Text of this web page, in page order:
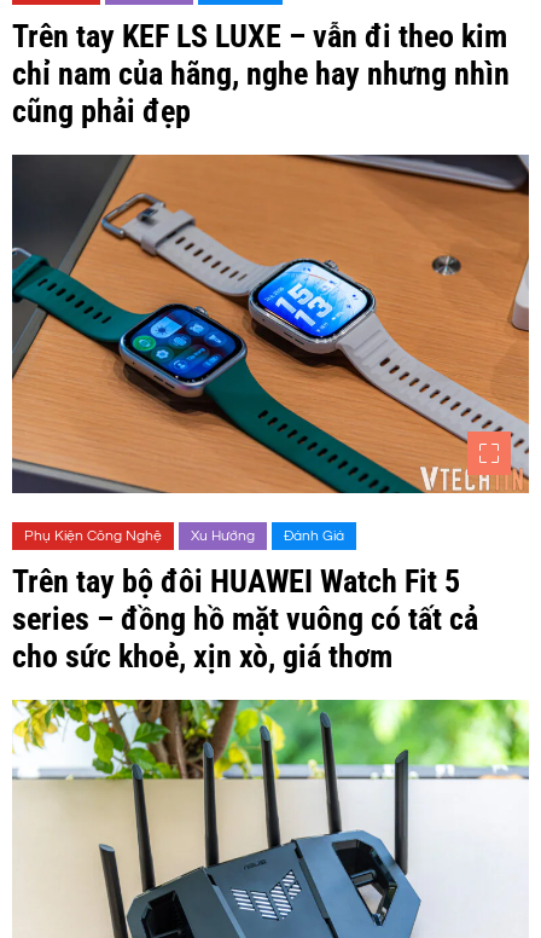
Trên tay KEF LS LUXE – vẫn đi theo kim
chỉ nam của hãng, nghe hay nhưng nhìn
cũng phải đẹp
Phụ Kiện Công Nghệ Xu Hướng Đánh Giá
Trên tay bộ đôi HUAWEI Watch Fit 5
series – đồng hồ mặt vuông có tất cả
cho sức khoẻ, xịn xò, giá thơm